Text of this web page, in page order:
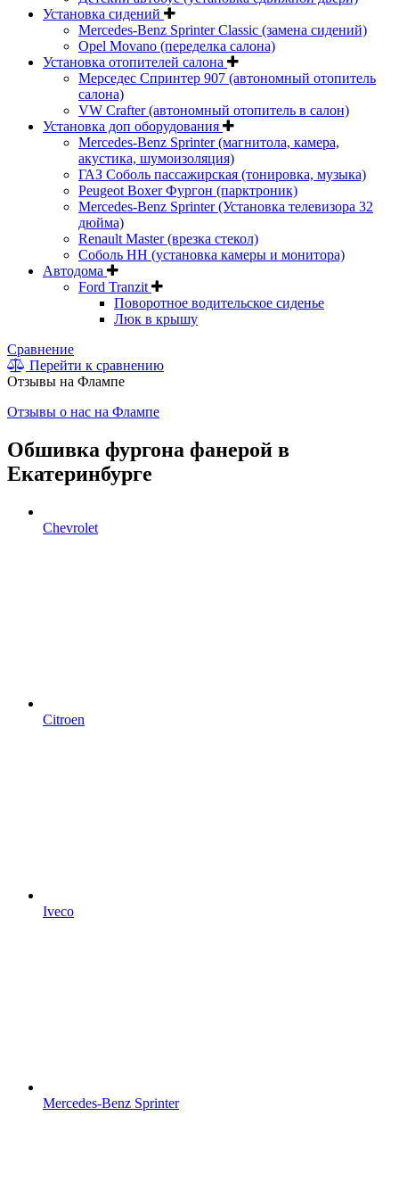
Установка сидений
Mercedes-Benz Sprinter Classic (замена сидений)
Opel Movano (переделка салона)
Установка отопителей салона
Мерседес Спринтер 907 (автономный отопитель
салона)
VW Crafter (автономный отопитель в салон)
Установка доп оборудования
Mercedes-Benz Sprinter (магнитола, камера,
акустика, шумоизоляция)
ГАЗ Соболь пассажирская (тонировка, музыка)
Peugeot Boxer Фургон (парктроник)
Mercedes-Benz Sprinter (Установка телевизора 32
дюйма)
Renault Master (врезка стекол)
Соболь НН (установка камеры и монитора)
Автодома
Ford Tranzit
Поворотное водительское сиденье
Люк в крышу
Сравнение
Перейти к сравнению
Отзывы на Флампе
Отзывы о нас на Флампе
Обшивка фургона фанерой в
Екатеринбурге
Chevrolet
Citroen
Iveco
Mercedes-Benz Sprinter